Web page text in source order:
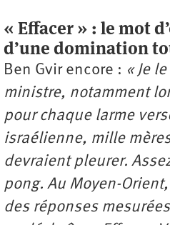
« Effacer » : le mot
d’une domination
Ben Gvir encore : « Je
ministre, notamment
pour chaque larme
israélienne, mille
devraient pleurer.
pong. Au Moyen-
des réponses